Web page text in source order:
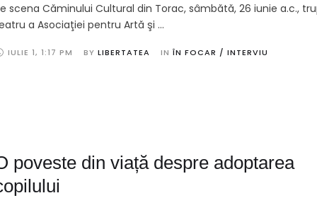
scena Căminului Cultural din Torac, sâmbătă, 26 iunie a.c.,
a Asociaţiei pentru Artă şi …
IULIE 1, 1:17 PM BY LIBERTATEA IN ÎN FOCAR / INTERVIU
poveste din viață despre adoptarea